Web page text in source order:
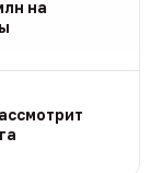
на